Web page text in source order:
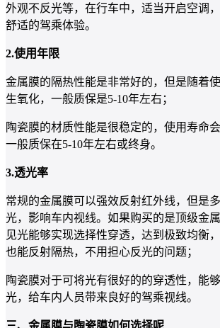
外观不反光等，在行车中，适当开启空调
舒适的驾乘体验。
2.使用年限
金属膜的隔热性能是非常好的，但是随着
生氧化，一般质保是5-10年左右；
陶瓷膜的材质性能是很稳定的，使用寿命
一般质保在5-10年左右或终身。
3.透光率
常规的金属膜可以强效反射红外线，但是
光，影响车内视线。如果购买的是顶级金
见光能够实现选择性穿透，达到极致均衡
也能反射隔热，不用担心反光的问题；
陶瓷膜对于可将光有很好的的穿透性，能
光，给车内人员带来良好的驾乘视线。